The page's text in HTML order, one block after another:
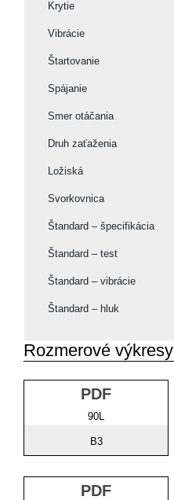
Krytie
Vibrácie
Štartovanie
Spájanie
Smer otáčania
Druh zaťaženia
Ložiská
Svorkovnica
Štandard – špecifikácia
Štandard – test
Štandard – vibrácie
Štandard – hluk
Rozmerové výkresy
PDF
90L
B3
PDF